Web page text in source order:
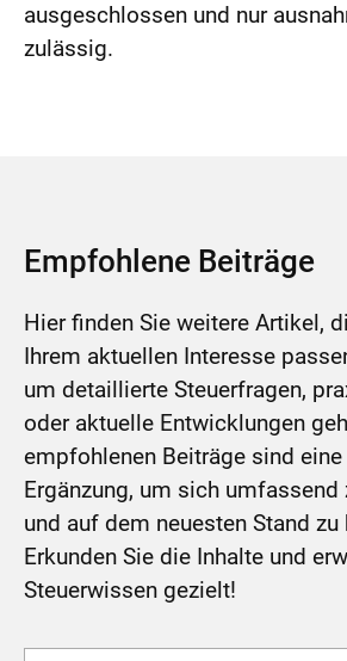
ausgeschlossen und nur
zulässig.
Empfohlene Beiträge
Hier finden Sie weitere Artikel,
Ihrem aktuellen Interesse
um detaillierte Steuerfragen,
oder aktuelle Entwicklungen
empfohlenen Beiträge sind
Ergänzung, um sich
und auf dem neuesten Stand zu
Erkunden Sie die Inhalte und
Steuerwissen gezielt!